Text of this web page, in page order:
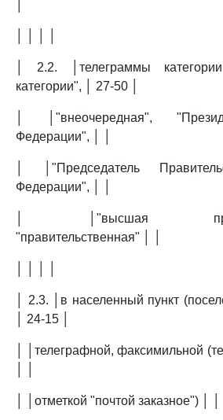
│ 2.2. │телеграммы
категории", │ 27-50 │
│ │"внеочередная",
Федерации", │ │
│ │"Председатель
Федерации", │ │
│ │"высшая
"правительственная" │ │
│ 2.3. │в населенный пункт
│ 24-15 │
│ │телеграфной, факсимильной
│ │отметкой "почтой заказное") │ │